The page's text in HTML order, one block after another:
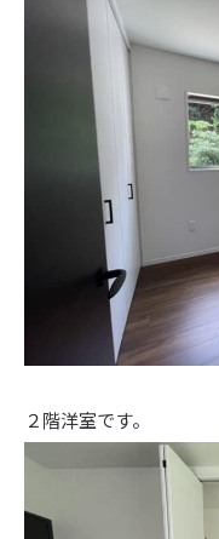
２階洋室です。